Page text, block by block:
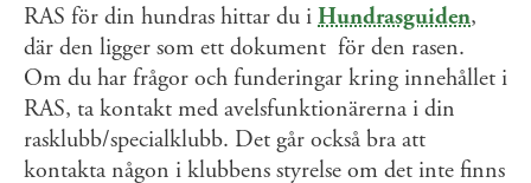
RAS för din hundras hittar du i Hundrasguiden,
där den ligger som ett dokument för den rasen.
Om du har frågor och funderingar kring innehållet i
RAS, ta kontakt med avelsfunktionärerna i din
rasklubb/specialklubb. Det går också bra att
kontakta någon i klubbens styrelse om det inte finns